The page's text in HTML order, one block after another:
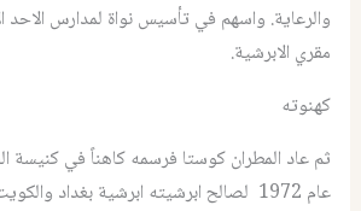
والرعاية. واسهم في تأسيس نواة لمدارس الاحد
مقري الابرشية.
كهنوته
ثم عاد المطران كوستا فرسمه كاهناً في
عام 1972 لصالح ابرشيته ابرشية بغداد والكويت وتوابعهما.